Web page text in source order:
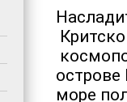
море